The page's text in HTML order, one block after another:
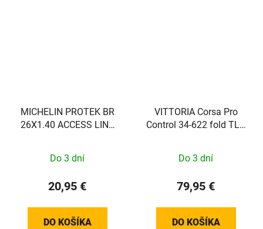
MICHELIN PROTEK BR
26X1.40 ACCESS LINE
Do 3 dní
20,95 €
DO KOŠÍKA
VITTORIA Corsa Pro
Control 34-622 fold TLR
Do 3 dní
79,95 €
DO KOŠÍKA